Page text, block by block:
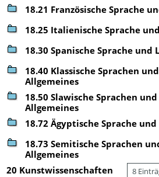
18.21 Französische Sprache
18.25 Italienische Sprache
18.30 Spanische Sprache
18.40 Klassische Sprachen
Allgemeines
18.50 Slawische Sprachen
Allgemeines
18.72 Ägyptische Sprache
18.73 Semitische Sprachen
Allgemeines
20 Kunstwissenschaften 8